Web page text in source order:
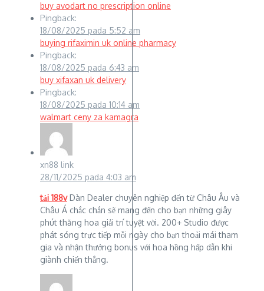
buy avodart no prescription online
Pingback:
18/08/2025 pada 5:52 am
buying rifaximin uk online pharmacy
Pingback:
18/08/2025 pada 6:43 am
buy xifaxan uk delivery
Pingback:
18/08/2025 pada 10:14 am
walmart ceny za kamagra
xn88 link
28/11/2025 pada 4:03 am
tải 188vDàn Dealer chuyên nghiệp đến từ Châu Âu và
Châu Á chắc chắn sẽ mang đến cho bạn những giây
phút thăng hoa giải trí tuyệt vời. 200+ Studio được
phát sóng trực tiếp mỗi ngày cho bạn thoải mái tham
gia và nhận thưởng bonus với hoa hồng hấp dẫn khi
giành chiến thắng.